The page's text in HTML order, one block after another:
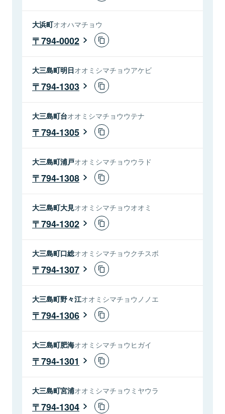
大浜町オオハマチョウ
794-0002
大三島町明日オオミシマチョウアケビ
794-1303
大三島町台オオミシマチョウウテナ
794-1305
大三島町浦戸オオミシマチョウウラド
794-1308
大三島町大見オオミシマチョウオオミ
794-1302
大三島町口総オオミシマチョウクチスボ
794-1307
大三島町野々江オオミシマチョウノノエ
794-1306
大三島町肥海オオミシマチョウヒガイ
794-1301
大三島町宮浦オオミシマチョウミヤウラ
794-1304